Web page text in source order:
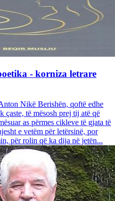
- korniza letrare
Nikë Berishën, qoftë edhe
çaste, të mësosh prej tij atë që
as përmes cikleve të gjata të
e vetëm për letërsinë, por
për rolin që ka dija në jetën...